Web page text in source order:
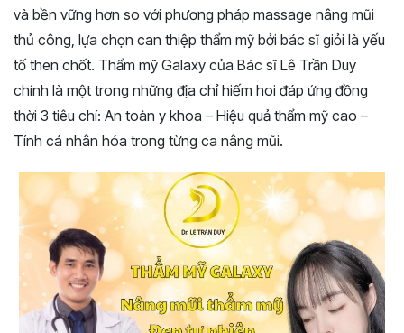
và bền vững hơn so với phương pháp massage nâng mũi
thủ công, lựa chọn can thiệp thẩm mỹ bởi bác sĩ giỏi là yếu
tố then chốt. Thẩm mỹ Galaxy của Bác sĩ Lê Trần Duy
chính là một trong những địa chỉ hiếm hoi đáp ứng đồng
thời 3 tiêu chí: An toàn y khoa – Hiệu quả thẩm mỹ cao –
Tính cá nhân hóa trong từng ca nâng mũi.